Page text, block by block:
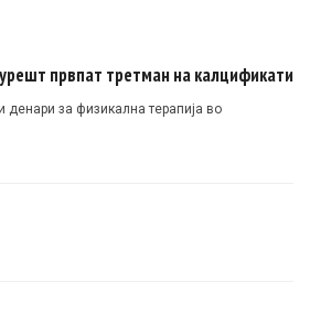
првпат третман на калцификати
за физикална терапија во